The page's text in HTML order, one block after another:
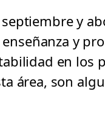
y
y
en los
área, son